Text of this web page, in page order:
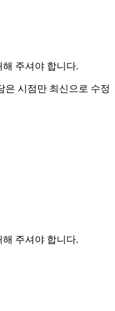
주셔야 합니다.
은 시점만 최신으로 수정
주셔야 합니다.